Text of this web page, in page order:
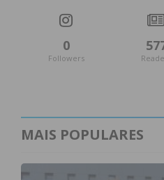
0
Followers
MAIS POPULARES